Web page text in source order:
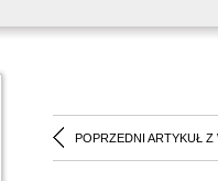
POPRZEDNI ARTYKUŁ Z